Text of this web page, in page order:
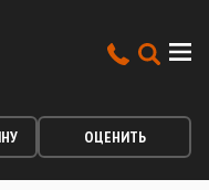
ОЦЕНИТЬ